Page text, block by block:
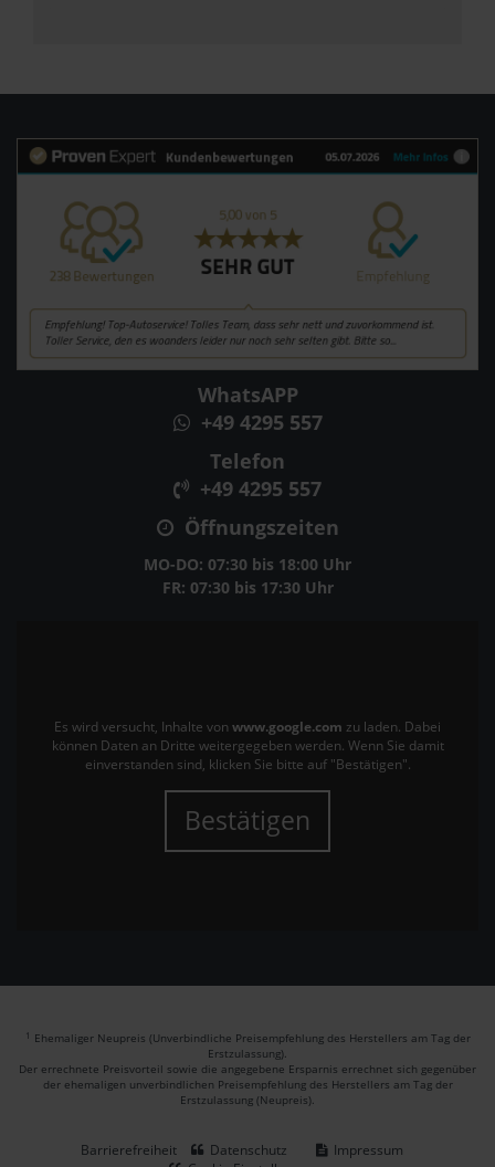
WhatsAPP
+49 4295 557
Telefon
+49 4295 557
Öffnungszeiten
MO-DO: 07:30 bis 18:00 Uhr
FR: 07:30 bis 17:30 Uhr
Es wird versucht, Inhalte von www.google.com zu laden. Dabei
können Daten an Dritte weitergegeben werden. Wenn Sie damit
einverstanden sind, klicken Sie bitte auf "Bestätigen".
Bestätigen
1 Ehemaliger Neupreis (Unverbindliche Preisempfehlung des Herstellers am Tag der
Erstzulassung).
Der errechnete Preisvorteil sowie die angegebene Ersparnis errechnet sich gegenüber
der ehemaligen unverbindlichen Preisempfehlung des Herstellers am Tag der
Erstzulassung (Neupreis).
Barrierefreiheit Datenschutz
Impressum